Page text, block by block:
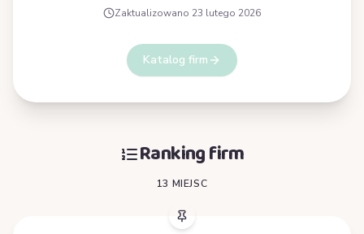
Zaktualizowano 23 lutego 2026
Katalog firm
Ranking firm
13 MIEJSC